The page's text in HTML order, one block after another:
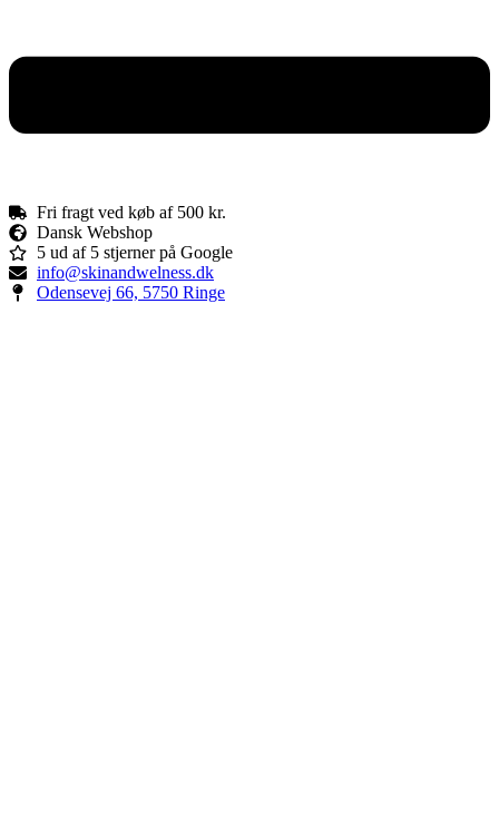
Fri fragt ved køb af 500 kr.
Dansk Webshop
5 ud af 5 stjerner på Google
info@skinandwelness.dk
Odensevej 66, 5750 Ringe